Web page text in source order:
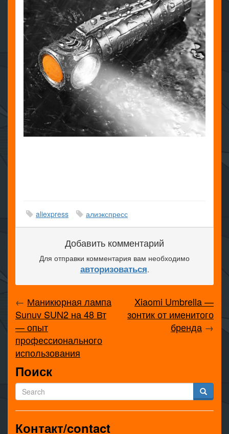
aliexpress алиэкспресс
Добавить комментарий
Для отправки комментария вам необходимо
авторизоваться.
← Маникюрная лампа
Sunuv SUN2 на 48 Вт
— опыт
профессионального
использования
Xiaomi Umbrella —
зонтик от именитого
бренда →
Поиск
Контакт/contact